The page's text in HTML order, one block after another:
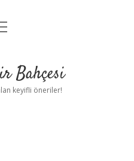
Bahçesi
keyifli öneriler!